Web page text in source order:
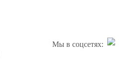
Мы в соцсетях: